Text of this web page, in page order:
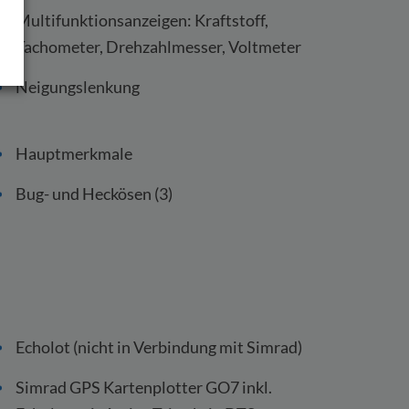
Multifunktionsanzeigen: Kraftstoff,
Tachometer, Drehzahlmesser, Voltmeter
Neigungslenkung
Hauptmerkmale
Bug- und Heckösen (3)
Echolot (nicht in Verbindung mit Simrad)
Simrad GPS Kartenplotter GO7 inkl.